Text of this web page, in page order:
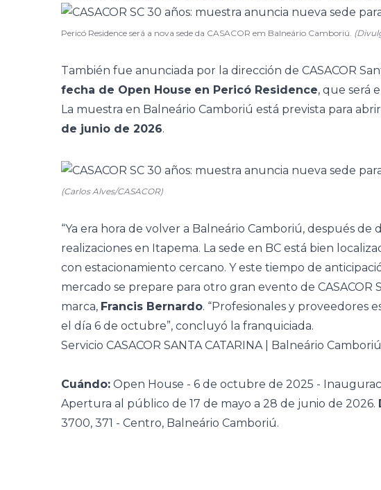
Pericó Residence será a nova sede da CASACOR em Balneário Camboriú.
También fue anunciada por la dirección de CASACOR
fecha de Open House en Pericó Residence, que será
La muestra en Balneário Camboriú está prevista para
de junio de 2026.
(Carlos Alves/CASACOR)
“Ya era hora de volver a Balneário Camboriú, después de
realizaciones en Itapema. La sede en BC está bien
con estacionamiento cercano. Y este tiempo de
mercado se prepare para otro gran evento de CASACOR
marca, Francis Bernardo. “Profesionales y proveedores
el día 6 de octubre”, concluyó la franquiciada.
Servicio CASACOR SANTA CATARINA | Balneário
Cuándo: Open House - 6 de octubre de 2025 -
Apertura al público de 17 de mayo a 28 de junio de 2026.
3700, 371 - Centro, Balneário Camboriú.